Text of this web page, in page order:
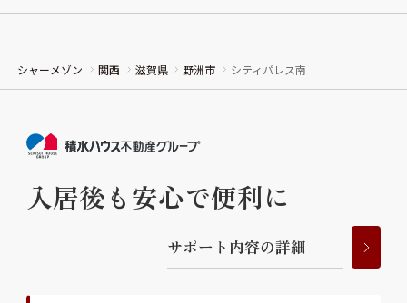
シャーメゾン 関西 滋賀県 野洲市 シティパレス南
入居後も安心で便利に
サポー ト 内容の詳細